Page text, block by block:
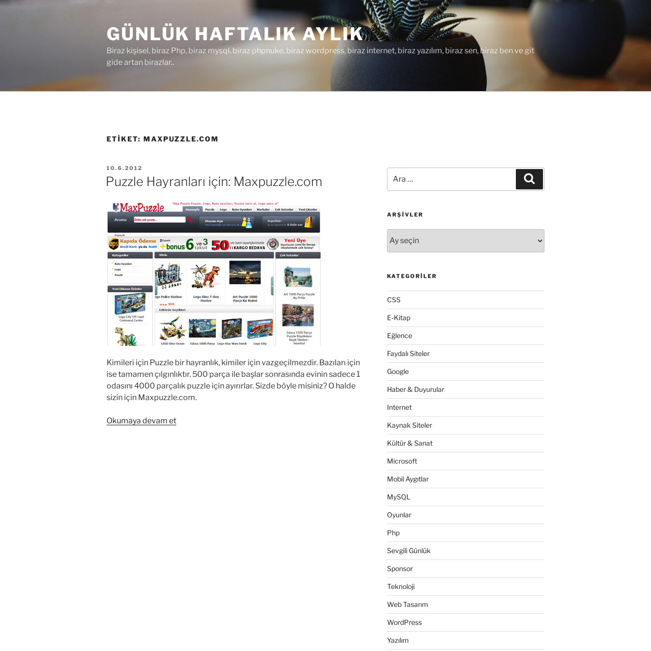
İçeriğe
GÜNLÜK HAFTALIK AYLIK
Biraz kişisel, biraz Php, biraz mysql, biraz phpnuke, biraz wordpress, biraz internet, biraz yazılım, biraz sen, biraz ben ve git
gide artan birazlar..
ETIKET: MAXPUZZLE.COM
YAYIM
TARIHI
10.6.2012
Puzzle Hayranları için: Maxpuzzle.com
Kimileri için Puzzle bir hayranlık, kimiler için vazgeçilmezdir. Bazıları için
ise tamamen çılgınlıktır. 500 parça ile başlar sonrasında evinin sadece 1
odasını 4000 parçalık puzzle için ayırırlar. Sizde böyle misiniz? O halde
sizin için Maxpuzzle.com.
Okumaya devam et“Puzzle
ARŞIVLER
KATEGORILER
CSS
E-Kitap
Eğlence
Faydalı Siteler
Google
Haber & Duyurular
Internet
Kaynak Siteler
Kültür & Sanat
Microsoft
Mobil Aygıtlar
MySQL
Oyunlar
Php
Sevgili Günlük
Sponsor
Teknoloji
Web Tasarım
WordPress
Yazılım